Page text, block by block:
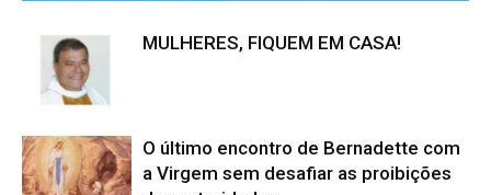
MULHERES, FIQUEM EM CASA!
O último encontro de Bernadette com
a Virgem sem desafiar as proibições